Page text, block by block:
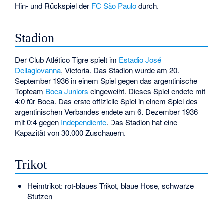
Hin- und Rückspiel der FC São Paulodurch.
Stadion
Der Club Atlético Tigre spielt im Estadio José
Dellagiovanna,Victoria. Das Stadion wurde am 20.
September 1936 in einem Spiel gegen das argentinische
Topteam Boca Juniors eingeweiht. Dieses Spiel endete mit
4:0 für Boca. Das erste offizielle Spiel in einem Spiel des
argentinischen Verbandes endete am 6. Dezember 1936
mit 0:4 gegen Independiente. Das Stadion hat eine
Kapazität von 30.000 Zuschauern.
Trikot
Heimtrikot: rot-blaues Trikot, blaue Hose, schwarze
Stutzen